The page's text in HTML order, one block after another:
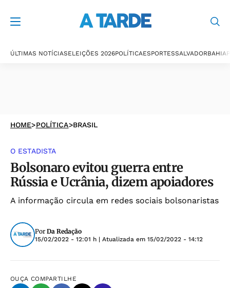
ÚLTIMAS NOTÍCIASELEIÇÕES 2026POLÍTICAESPORTESSALVADORBAHIA
HOME>POLÍTICA>BRASIL
O ESTADISTA
Bolsonaro evitou guerra entre
Rússia e Ucrânia, dizem apoiadores
A informação circula em redes sociais bolsonaristas
Por Da Redação
15/02/2022 - 12:01 h | Atualizada em 15/02/2022 - 14:12
OUÇA COMPARTILHE